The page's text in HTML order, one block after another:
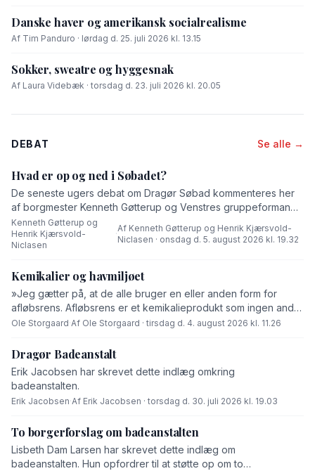
Danske haver og amerikansk socialrealisme
Af Tim Panduro · lørdag d. 25. juli 2026 kl. 13.15
Sokker, sweatre og hyggesnak
Af Laura Videbæk · torsdag d. 23. juli 2026 kl. 20.05
DEBAT Se alle →
Hvad er op og ned i Søbadet?
De seneste ugers debat om Dragør Søbad kommenteres her
af borgmester Kenneth Gøtterup og Venstres gruppeformand
Henrik Kjærsvold-Niclasen.
Kenneth Gøtterup og
Henrik Kjærsvold-
Niclasen
·
Af Kenneth Gøtterup og Henrik Kjærsvold-
Niclasen · onsdag d. 5. august 2026 kl. 19.32
Kemikalier og havmiljøet
»Jeg gætter på, at de alle bruger en eller anden form for
afløbsrens. Afløbsrens er et kemikalieprodukt som ingen andre
end fabrikanten ved hvad består af,« skriver Ole Storgaard i
Ole Storgaard·Af Ole Storgaard · tirsdag d. 4. august 2026 kl. 11.26
Dragør Badeanstalt
Erik Jacobsen har skrevet dette indlæg omkring
badeanstalten.
Erik Jacobsen·Af Erik Jacobsen · torsdag d. 30. juli 2026 kl. 19.03
To borgerforslag om badeanstalten
Lisbeth Dam Larsen har skrevet dette indlæg om
badeanstalten. Hun opfordrer til at støtte op om to